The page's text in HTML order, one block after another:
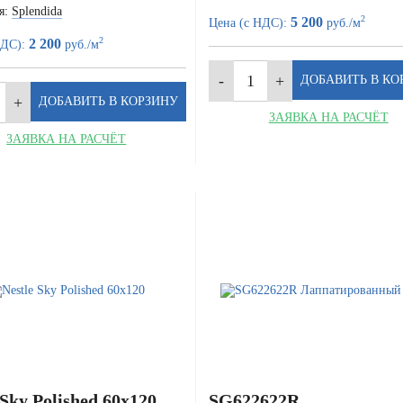
Splendida
2 200руб./м2
ЗАЯВКА НА РАСЧЁТ
Цена (с НДС): 5 200 руб./м2
ЗАЯВКА НА РАСЧЁТ